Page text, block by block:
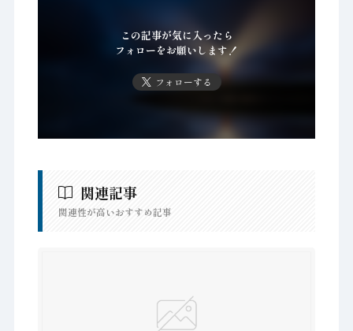
この記事が気に入ったら
フォローをお願いします！
フォローする
関連記事
関連性が高いおすすめ記事